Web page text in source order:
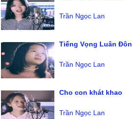
Trần Ngọc Lan
Tiếng Vọng Luân Đôn
Trần Ngọc Lan
Cho con khát khao
Trần Ngọc Lan